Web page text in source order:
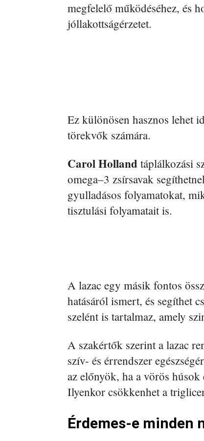
megfelelő működéséhez, és
jóllakottságérzetet.
Ez különösen hasznos lehet
törekvők számára.
Carol Holland táplálkozási
omega–3 zsírsavak
gyulladásos folyamatokat,
tisztulási folyamatait is.
A lazac egy másik fontos
hatásáról ismert, és segíthet
szelént is tartalmaz, amely
A szakértők szerint a lazac
szív- és érrendszer
az előnyök, ha a vörös húsok
Ilyenkor csökkenhet a
Érdemes-e minden